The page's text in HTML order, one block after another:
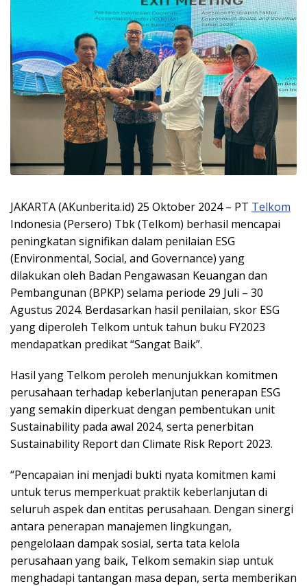
JAKARTA (AKunberita.id) 25 Oktober 2024 – PT Telkom
Indonesia (Persero) Tbk (Telkom) berhasil mencapai
peningkatan signifikan dalam penilaian ESG
(Environmental, Social, and Governance) yang
dilakukan oleh Badan Pengawasan Keuangan dan
Pembangunan (BPKP) selama periode 29 Juli – 30
Agustus 2024. Berdasarkan hasil penilaian, skor ESG
yang diperoleh Telkom untuk tahun buku FY2023
mendapatkan predikat “Sangat Baik”.
Hasil yang Telkom peroleh menunjukkan komitmen
perusahaan terhadap keberlanjutan penerapan ESG
yang semakin diperkuat dengan pembentukan unit
Sustainability pada awal 2024, serta penerbitan
Sustainability Report dan Climate Risk Report 2023.
“Pencapaian ini menjadi bukti nyata komitmen kami
untuk terus memperkuat praktik keberlanjutan di
seluruh aspek dan entitas perusahaan. Dengan sinergi
antara penerapan manajemen lingkungan,
pengelolaan dampak sosial, serta tata kelola
perusahaan yang baik, Telkom semakin siap untuk
menghadapi tantangan masa depan, serta memberikan